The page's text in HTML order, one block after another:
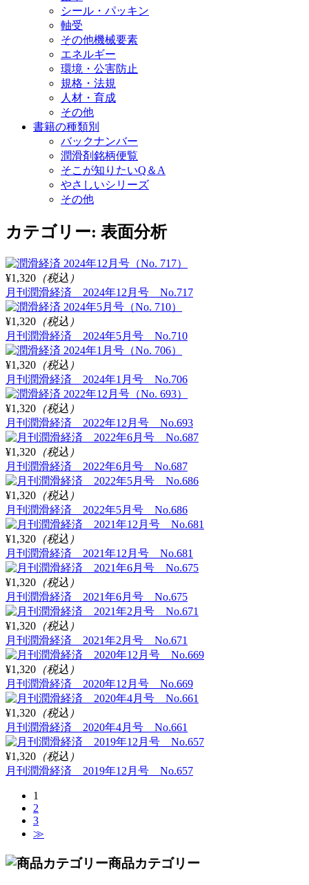
シール・パッキン
軸受
その他機械要素
エネルギー
環境・公害防止
規格・法規
人材・育成
その他
書籍の種類別
バックナンバー
潤滑剤銘柄便覧
そこが知りたいQ＆A
やさしいシリーズ
その他
カテゴリー: 表面分析
¥1,320 （税込）
月刊潤滑経済 2024年12月号 No.717
¥1,320 （税込）
月刊潤滑経済 2024年5月号 No.710
¥1,320 （税込）
月刊潤滑経済 2024年1月号 No.706
¥1,320 （税込）
月刊潤滑経済 2022年12月号 No.693
¥1,320 （税込）
月刊潤滑経済 2022年6月号 No.687
¥1,320 （税込）
月刊潤滑経済 2022年5月号 No.686
¥1,320 （税込）
月刊潤滑経済 2021年12月号 No.681
¥1,320 （税込）
月刊潤滑経済 2021年6月号 No.675
¥1,320 （税込）
月刊潤滑経済 2021年2月号 No.671
¥1,320 （税込）
月刊潤滑経済 2020年12月号 No.669
¥1,320 （税込）
月刊潤滑経済 2020年4月号 No.661
¥1,320 （税込）
月刊潤滑経済 2019年12月号 No.657
1
2
3
≫
商品カテゴリー